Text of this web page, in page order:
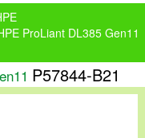
ProLiant DL385 Gen11
P57844-B21